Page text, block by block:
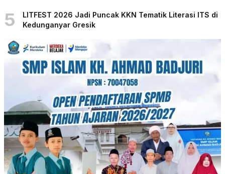
5
LITFEST 2026 Jadi Puncak KKN Tematik Literasi ITS di
Kedunganyar Gresik